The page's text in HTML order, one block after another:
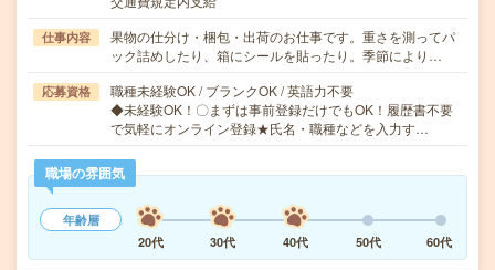
仕事内容
果物の仕分け・梱包・出荷のお仕事です。重さを測ってパ
ック詰めしたり、箱にシールを貼ったり。季節により…
応募資格
職種未経験OK / ブランクOK / 英語力不要
◆未経験OK！〇まずは事前登録だけでもOK！履歴書不要
で気軽にオンライン登録★氏名・職種などを入力す…
職場の雰囲気
年齢層
20代
30代 40代 50代 60代